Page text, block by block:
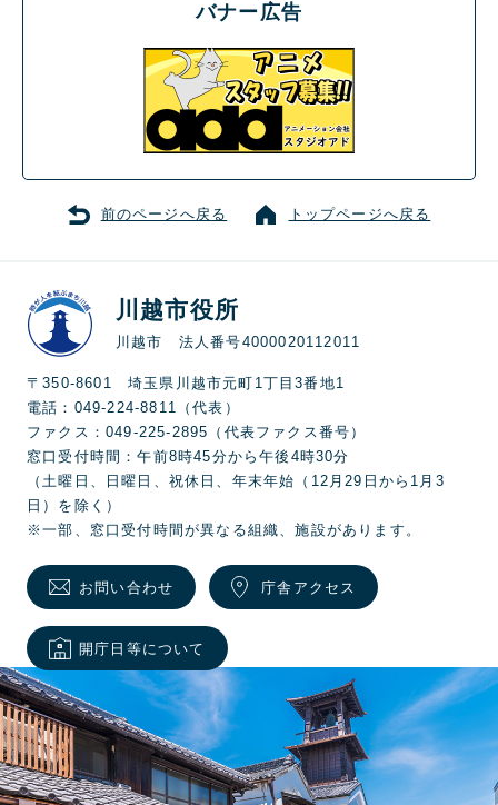
バナー広告
前のページへ戻る トップページへ戻る
川越市役所
川越市 法人番号4000020112011
〒350-8601 埼玉県川越市元町1丁目3番地1
電話：049-224-8811（代表）
ファクス：049-225-2895（代表ファクス番号）
窓口受付時間：午前8時45分から午後4時30分
（土曜日、日曜日、祝休日、年末年始（12月29日から1月3
日）を除く）
※一部、窓口受付時間が異なる組織、施設があります。
お問い合わせ 庁舎アクセス
開庁日等について